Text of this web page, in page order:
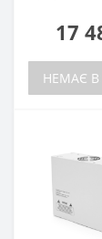
17
НЕМАЄ В